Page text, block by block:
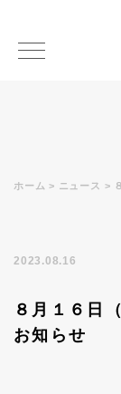
ホーム ニュース
2023.08.16
８月１６日
お知らせ